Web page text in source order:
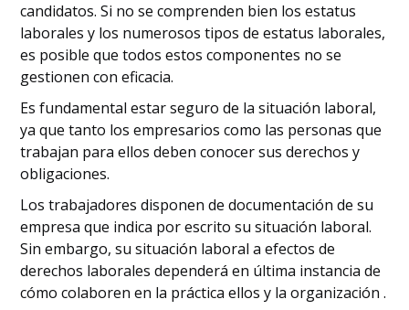
candidatos. Si no se comprenden bien los estatus
laborales y los numerosos tipos de estatus laborales,
es posible que todos estos componentes no se
gestionen con eficacia.
Es fundamental estar seguro de la situación laboral,
ya que tanto los empresarios como las personas que
trabajan para ellos deben conocer sus derechos y
obligaciones.
Los trabajadores disponen de documentación de su
empresa que indica por escrito su situación laboral.
Sin embargo, su situación laboral a efectos de
derechos laborales dependerá en última instancia de
cómo colaboren en la práctica ellos y la organización .